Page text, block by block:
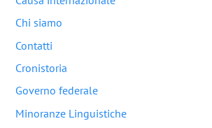
Chi siamo
Contatti
Cronistoria
Governo federale
Minoranze Linguistiche